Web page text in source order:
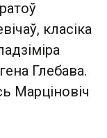
класіка
Глебава.
Марціновіч